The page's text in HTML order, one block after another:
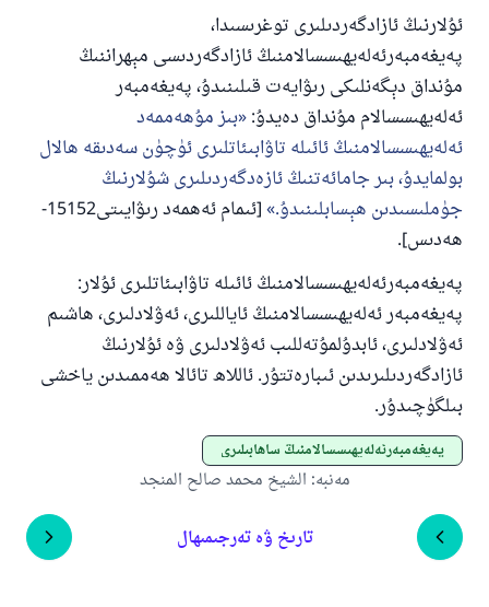
ئۇلارنىڭ ئازادگەردىلىرى توغرىسىدا،
پەيغەمبەرئەلەيھىسسالامنىڭ ئازادگەردىسى مېھراننىڭ
مۇنداق دېگەنلىكى رىۋايەت قىلىنىدۇ، پەيغەمبەر
ئەلەيھىسسالام مۇنداق دەيدۇ: بىز مۇھەممەد
ئەلەيھىسسالامنىڭ ئائىلە تاۋابىئاتلىرى ئۈچۈن سەدىقە ھالال
بولمايدۇ، بىر جامائەتنىڭ ئازەدگەردىلىرى شۇلارنىڭ
جۈملىسىدىن ھېسابلىنىدۇ.
[ئىمام ئەھمەد رىۋايىتى15152-
ھەدىس].
پەيغەمبەرئەلەيھىسسالامنىڭ ئائىلە تاۋابىئاتلىرى ئۇلار:
پەيغەمبەر ئەلەيھىسسالامنىڭ ئاياللىرى، ئەۋلادلىرى، ھاشىم
ئەۋلادلىرى، ئابدۇلمۇتەللىب ئەۋلادلىرى ۋە ئۇلارنىڭ
ئازادگەردىلىرىدىن ئىبارەتتۇر. ئاللاھ تائالا ھەممىدىن ياخشى
بىلگۈچىدۇر.
پەيغەمبەرئەلەيھىسسالامنىڭ ساھابىلىرى
مەنبە: الشيخ محمد صالح المنجد
تارىخ ۋە تەرجىمىھال